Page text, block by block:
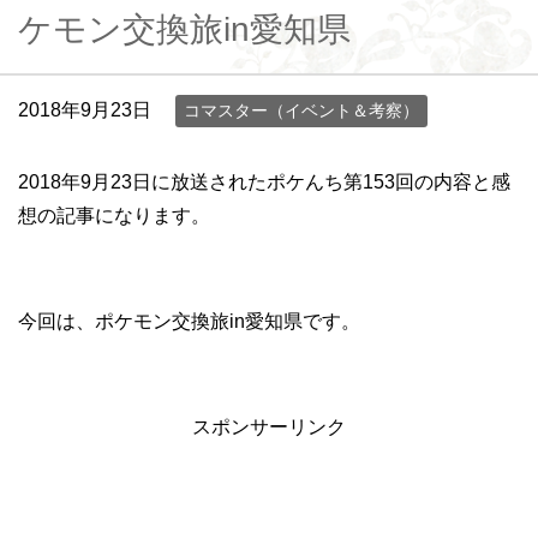
ケモン交換旅in愛知県
2018年9月23日 コマスター（イベント＆考察）
2018年9月23日に放送されたポケんち第153回の内容と感
想の記事になります。
今回は、ポケモン交換旅in愛知県です。
スポンサーリンク